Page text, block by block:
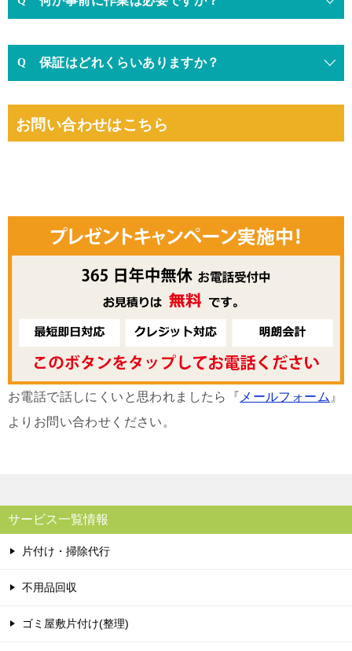
保証はどれくらいありますか？
お問い合わせはこちら
お電話で話しにくいと思われましたら『 メールフォーム 』
よりお問い合わせください。
サービス一覧情報
片付け・掃除代行
不用品回収
ゴミ屋敷片付け(整理)